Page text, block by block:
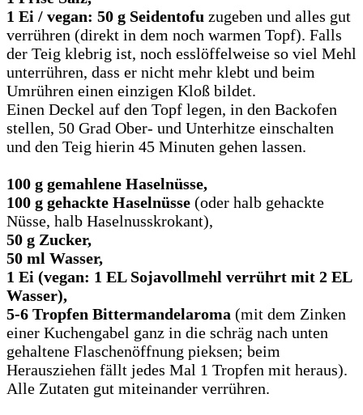
1 Ei / vegan: 50 g Seidentofu zugeben und alles gut
verrühren (direkt in dem noch warmen Topf). Falls
der Teig klebrig ist, noch esslöffelweise so viel Mehl
unterrühren, dass er nicht mehr klebt und beim
Umrühren einen einzigen Kloß bildet.
Einen Deckel auf den Topf legen, in den Backofen
stellen, 50 Grad Ober- und Unterhitze einschalten
und den Teig hierin 45 Minuten gehen lassen.
100 g gemahlene Haselnüsse,
100 g gehackte Haselnüsse (oder halb gehackte
Nüsse, halb Haselnusskrokant),
50 g Zucker,
50 ml Wasser,
1 Ei (vegan: 1 EL Sojavollmehl verrührt mit 2 EL
Wasser),
5-6 Tropfen Bittermandelaroma (mit dem Zinken
einer Kuchengabel ganz in die schräg nach unten
gehaltene Flaschenöffnung pieksen; beim
Herausziehen fällt jedes Mal 1 Tropfen mit heraus).
Alle Zutaten gut miteinander verrühren.